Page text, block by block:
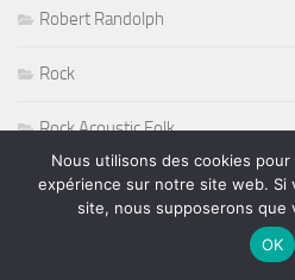
Robert Randolph
Rock
Rock Acoustic Folk
Rock Blues
Nous utilisons des cookies
expérience sur notre site web. Si
site, nous supposerons que
OK